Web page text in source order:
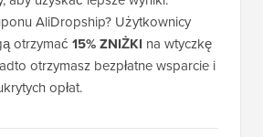
AliDropship? Użytkownicy
otrzymać 15% ZNIŻKI na wtyczkę
otrzymasz bezpłatne wsparcie i
opłat.